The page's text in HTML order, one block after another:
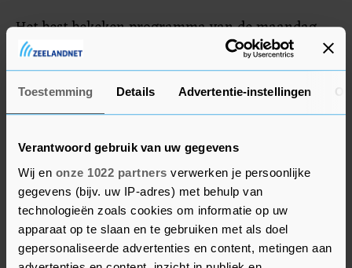
Toestemming Details Advertentie-instellingen
Verantwoord gebruik van uw gegevens
Wij en onze 1022 partners verwerken je persoonlijke
gegevens (bijv. uw IP-adres) met behulp van
technologieën zoals cookies om informatie op uw
apparaat op te slaan en te gebruiken met als doel
gepersonaliseerde advertenties en content, metingen aan
Het best bekeken programma van de maandag
was het NOS Journaal van 20.00 uur, dat
1.625.000 kijkers trok. De tweede plek is met
1.185.000 kijkers voor Kassa van NPO 1 en op drie
is het Half Acht Nieuws van RTL 4 te vinden,
waar 1.059.000 mensen op afstemden. De top 5
wordt met 931.000 kijkers afgesloten door het
NOS Journaal van 18.00 uur.